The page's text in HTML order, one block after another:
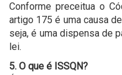
Conforme preceitua o
artigo 175 é uma causa
seja, é uma dispensa de
lei.
5. O que é ISSQN?